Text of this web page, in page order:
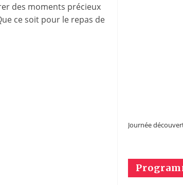
des moments précieux
ce soit pour le repas de
Journée